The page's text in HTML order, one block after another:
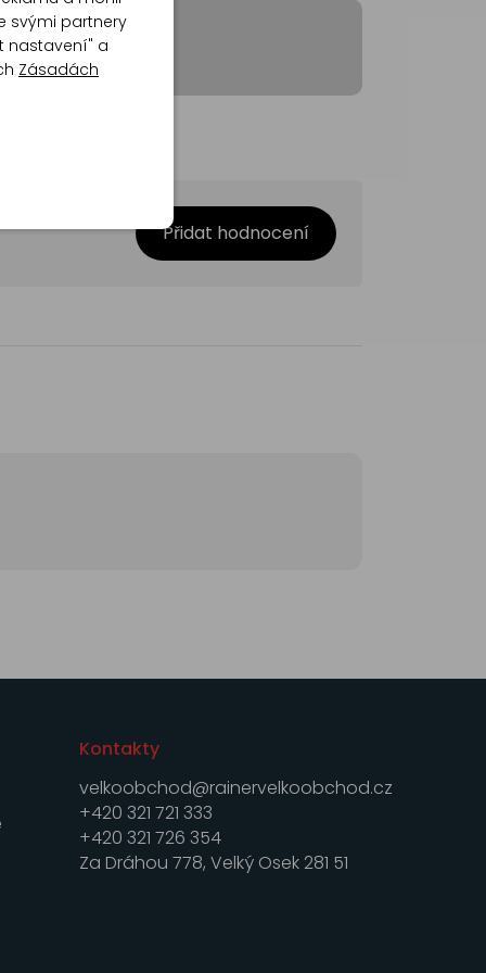
Přidat hodnocení
Kontakty
velkoobchod@rainervelkoobchod.cz
+420 321 721 333
+420 321 726 354
Za Dráhou 778, Velký Osek 281 51
svými partnery
nastavení" a
Zásadách